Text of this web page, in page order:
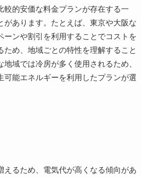
較的安価な料金プランが存在する一
あります。たとえば、東京や大阪な
ンや割引を利用することでコストを
め、地域ごとの特性を理解すること
域では冷房が多く使用されるため、
能エネルギーを利用したプランが選
るため、電気代が高くなる傾向があ